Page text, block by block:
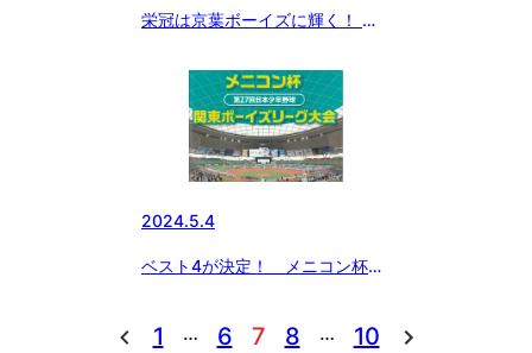
栄冠は京葉ボーイズに輝く！ メ
リーグ最終日の試合結果
2024.5.4
ベスト4が決定！ メニコン杯
1 … 6 7 8 … 10